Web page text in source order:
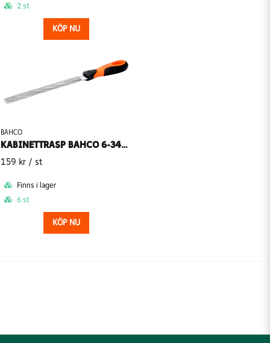
2 st
KÖP NU
BAHCO
KABINETTRASP BAHCO 6-343-08-2-2 8T MEDIUM SKAFT
159 kr / st
Finns i lager
6 st
KÖP NU